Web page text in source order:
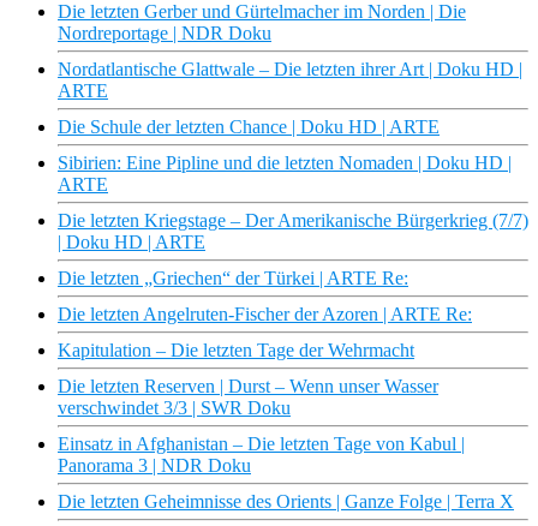
Die letzten Gerber und Gürtelmacher im Norden | Die
Nordreportage | NDR Doku
Nordatlantische Glattwale – Die letzten ihrer Art | Doku HD |
ARTE
Die Schule der letzten Chance | Doku HD | ARTE
Sibirien: Eine Pipline und die letzten Nomaden | Doku HD |
ARTE
Die letzten Kriegstage – Der Amerikanische Bürgerkrieg (7/7)
| Doku HD | ARTE
Die letzten „Griechen“ der Türkei | ARTE Re:
Die letzten Angelruten-Fischer der Azoren | ARTE Re:
Kapitulation – Die letzten Tage der Wehrmacht
Die letzten Reserven | Durst – Wenn unser Wasser
verschwindet 3/3 | SWR Doku
Einsatz in Afghanistan – Die letzten Tage von Kabul |
Panorama 3 | NDR Doku
Die letzten Geheimnisse des Orients | Ganze Folge | Terra X